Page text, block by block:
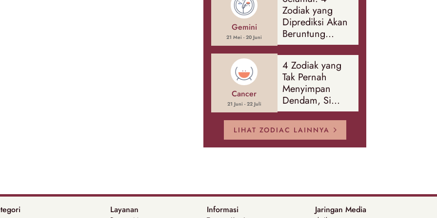
Gemini
21 Mei - 20 Juni
Zodiak yang
Diprediksi Akan
Beruntung
Sepanjang
Agustus 2026
Cancer
21 Juni - 22 Juli
4 Zodiak yang
Tak Pernah
Menyimpan
Dendam, Si
Paling Mudah
Memaafkan!
LIHAT ZODIAC LAINNYA
Layanan Informasi Jaringan Media